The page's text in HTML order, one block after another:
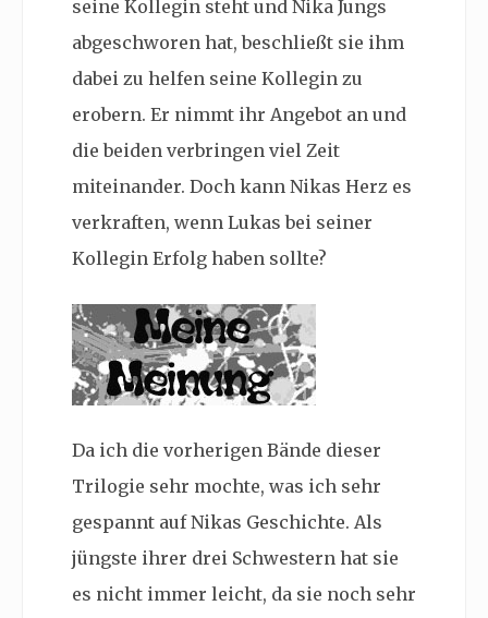
seine Kollegin steht und Nika Jungs
abgeschworen hat, beschließt sie ihm
dabei zu helfen seine Kollegin zu
erobern. Er nimmt ihr Angebot an und
die beiden verbringen viel Zeit
miteinander. Doch kann Nikas Herz es
verkraften, wenn Lukas bei seiner
Kollegin Erfolg haben sollte?
Da ich die vorherigen Bände dieser
Trilogie sehr mochte, was ich sehr
gespannt auf Nikas Geschichte. Als
jüngste ihrer drei Schwestern hat sie
es nicht immer leicht, da sie noch sehr